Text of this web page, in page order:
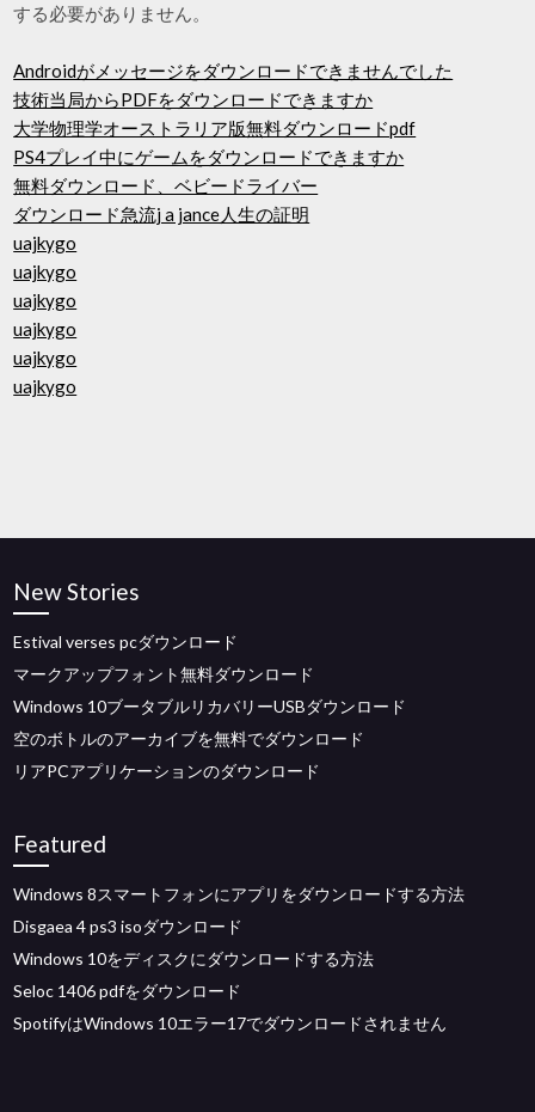
する必要がありません。
Androidがメッセージをダウンロードできませんでした
技術当局からPDFをダウンロードできますか
大学物理学オーストラリア版無料ダウンロードpdf
PS4プレイ中にゲームをダウンロードできますか
無料ダウンロード、ベビードライバー
ダウンロード急流j a jance人生の証明
uajkygo
uajkygo
uajkygo
uajkygo
uajkygo
uajkygo
New Stories
Estival verses pcダウンロード
マークアップフォント無料ダウンロード
Windows 10ブータブルリカバリーUSBダウンロード
空のボトルのアーカイブを無料でダウンロード
リアPCアプリケーションのダウンロード
Featured
Windows 8スマートフォンにアプリをダウンロードする方法
Disgaea 4 ps3 isoダウンロード
Windows 10をディスクにダウンロードする方法
Seloc 1406 pdfをダウンロード
SpotifyはWindows 10エラー17でダウンロードされません